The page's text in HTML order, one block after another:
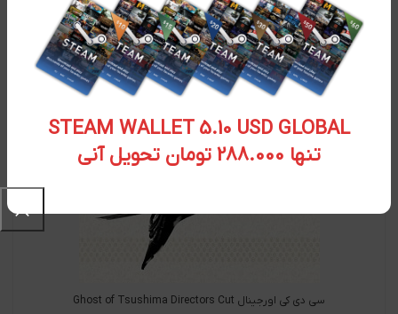
STEAM WALLET 5.10 USD GLOBAL
تنها 288.000 تومان تحویل آنی
سی دی کی اورجینال Ghost of Tsushima Directors Cut